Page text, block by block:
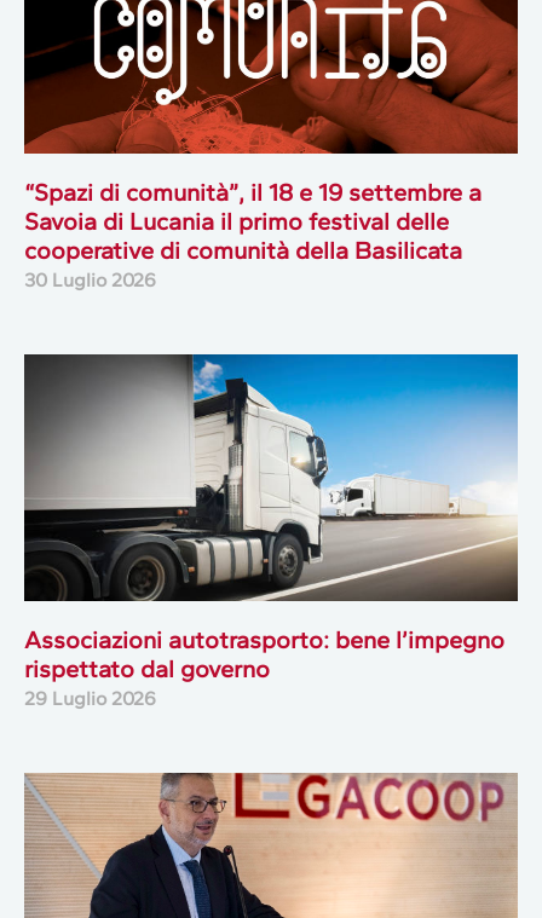
“Spazi di comunità”, il 18 e 19 settembre a
Savoia di Lucania il primo festival delle
cooperative di comunità della Basilicata
30 Luglio 2026
Associazioni autotrasporto: bene l’impegno
rispettato dal governo
29 Luglio 2026